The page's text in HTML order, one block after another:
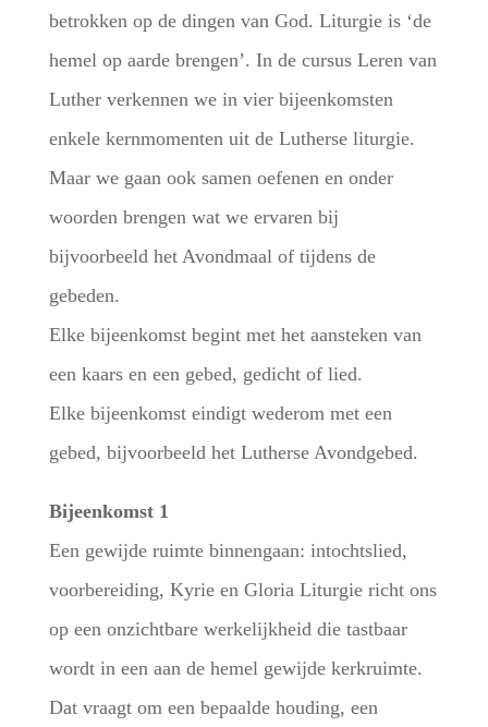
betrokken op de dingen van God. Liturgie is ‘de
hemel op aarde brengen’. In de cursus Leren van
Luther verkennen we in vier bijeenkomsten
enkele kernmomenten uit de Lutherse liturgie.
Maar we gaan ook samen oefenen en onder
woorden brengen wat we ervaren bij
bijvoorbeeld het Avondmaal of tijdens de
gebeden.
Elke bijeenkomst begint met het aansteken van
een kaars en een gebed, gedicht of lied.
Elke bijeenkomst eindigt wederom met een
gebed, bijvoorbeeld het Lutherse Avondgebed.
Bijeenkomst 1
Een gewijde ruimte binnengaan: intochtslied,
voorbereiding, Kyrie en Gloria Liturgie richt ons
op een onzichtbare werkelijkheid die tastbaar
wordt in een aan de hemel gewijde kerkruimte.
Dat vraagt om een bepaalde houding, een